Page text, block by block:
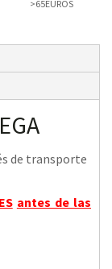
>65EUROS
de transporte
antes de las